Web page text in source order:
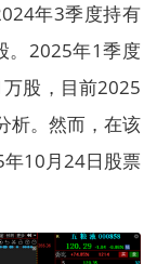
年3季度持有
。2025年1季度
股，目前2025
析。然而，在该
10月24日股票